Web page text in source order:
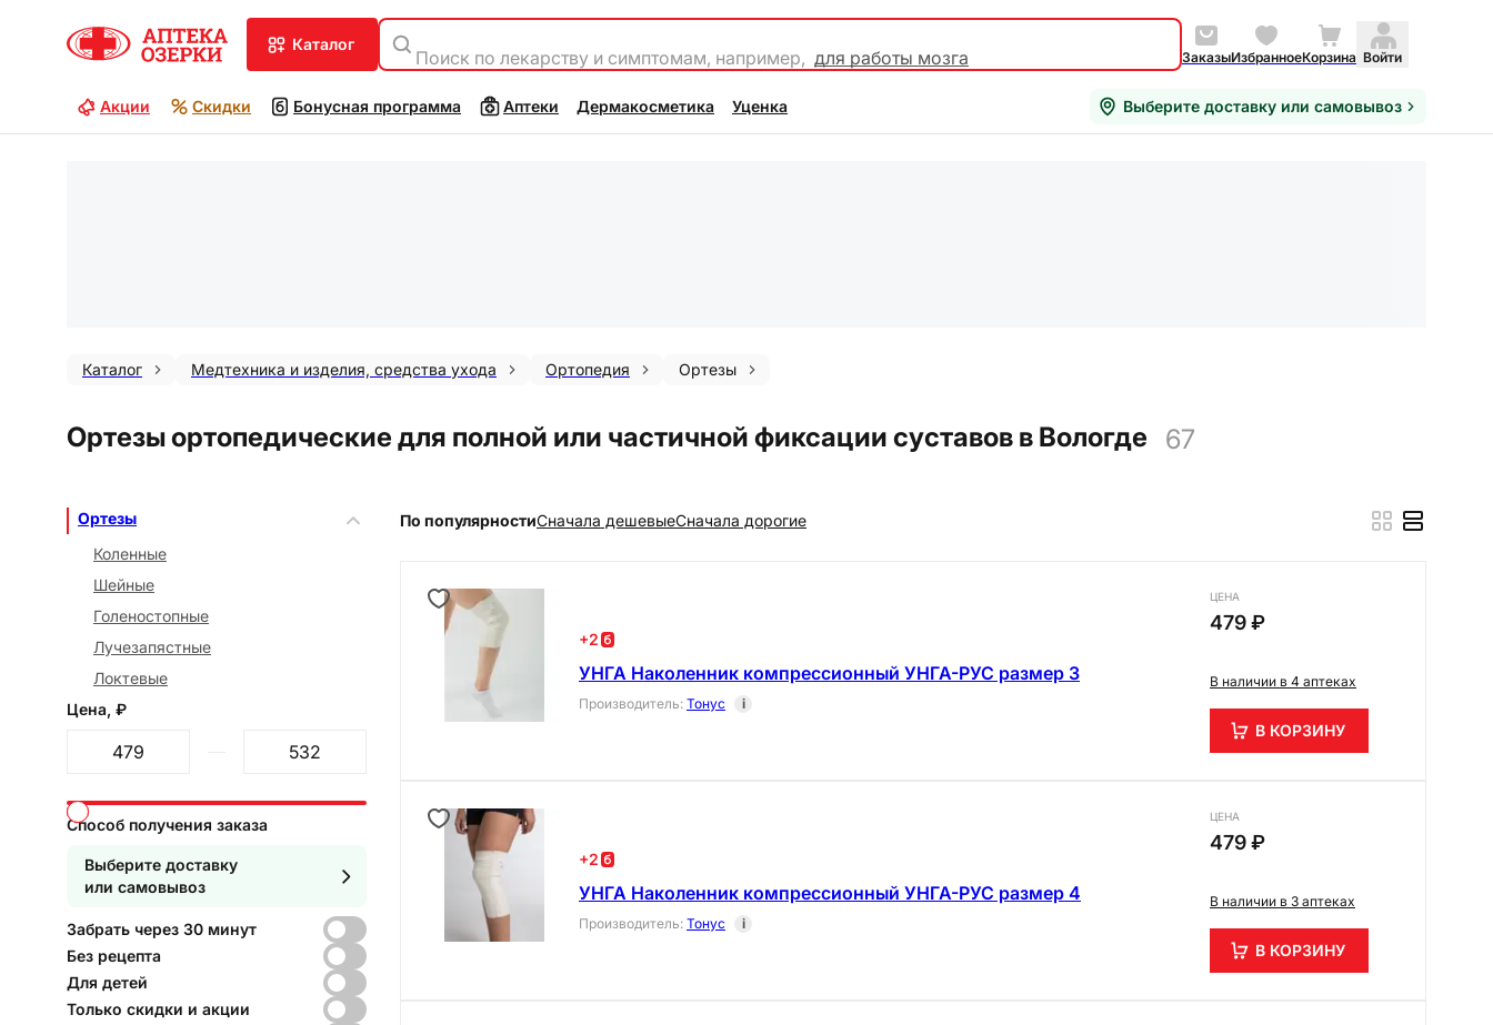
каталог
Поиск по лекарству и симптомам, например, для работы мозга ЗаказыИзбранноеКорзина Войти
Акции Скидки Бонусная программа Аптеки Дермакосметика Уценка Выберите доставку или самовывоз
Каталог Медтехника и изделия, средства ухода Ортопедия Ортезы
Ортезы ортопедические для полной или частичной фиксации суставов в Вологде 67
Ортезы
Коленные
Шейные
Голеностопные
Лучезапястные
Локтевые
Цена, ₽
Способ получения заказа
Выберите доставку
или самовывоз
Забрать через 30 минут
Без рецепта
Для детей
Только скидки и акции
По популярностиCначала дешевыеCначала дорогие
+2
УНГА Наколенник компрессионный УНГА-РУС размер 3
Производитель: Тонус i
ЦЕНА
479 ₽
В наличии в 4 аптеках
В КОРЗИНУ
+2
УНГА Наколенник компрессионный УНГА-РУС размер 4
Производитель: Тонус i
ЦЕНА
479 ₽
В наличии в 3 аптеках
В КОРЗИНУ